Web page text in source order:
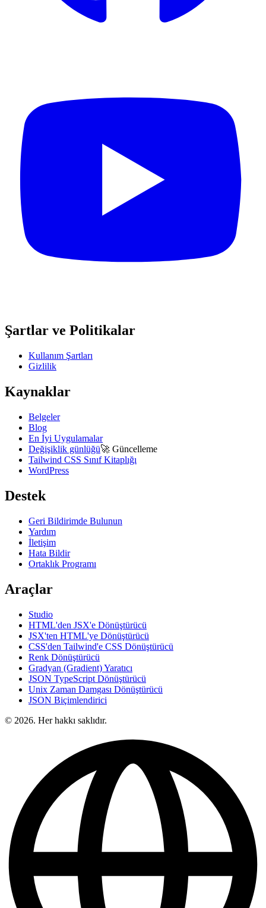
Şartlar ve Politikalar
Kullanım Şartları
Gizlilik
Kaynaklar
Belgeler
Blog
En İyi Uygulamalar
Değişiklik günlüğü🚀 Güncelleme
Tailwind CSS Sınıf Kitaplığı
WordPress
Destek
Geri Bildirimde Bulunun
Yardım
İletişim
Hata Bildir
Ortaklık Programı
Araçlar
Studio
HTML'den JSX'e Dönüştürücü
JSX'ten HTML'ye Dönüştürücü
CSS'den Tailwind'e CSS Dönüştürücü
Renk Dönüştürücü
Gradyan (Gradient) Yaratıcı
JSON TypeScript Dönüştürücü
Unix Zaman Damgası Dönüştürücü
JSON Biçimlendirici
© 2026. Her hakkı saklıdır.